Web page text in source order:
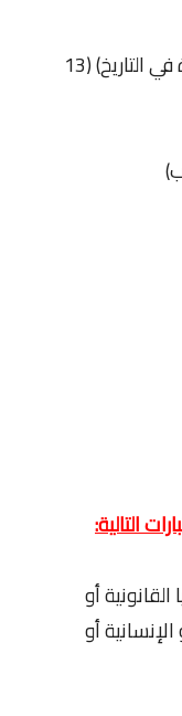
- تاريخ المغرب المعاصر (مشفوع بإجازة في التاريخ) (13
أو
أو